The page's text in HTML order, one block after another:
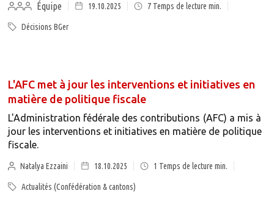
Équipe
19.10.2025 7Temps de lecture min.
Décisions BGer
L'AFC met à jour les interventions et initiatives en
matière de politique fiscale
L'Administration fédérale des contributions (AFC) a mis à
jour les interventions et initiatives en matière de politique
fiscale.
Natalya Ezzaini 18.10.2025 1 Temps de lecture min.
Actualités (Confédération & cantons)